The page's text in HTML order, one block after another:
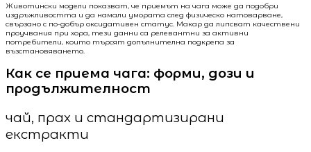
Животински модели показват, че приемът на чага може да подобри
издръжливостта и да намали умората след физическо натоварване,
свързано с по-добър оксидативен статус. Макар да липсват качествени
проучвания при хора, тези данни са релевантни за активни
потребители, които търсят допълнителна подкрепа за
възстановяването.
Как се приема чага: форми, дози и
продължителност
чай, прах и стандартизирани
екстракти